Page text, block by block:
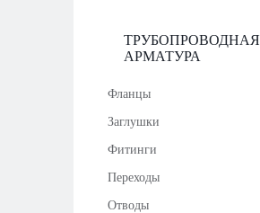
ТРУБОПРОВОДНАЯ
АРМАТУРА
Фланцы
Заглушки
Фитинги
Переходы
Отводы